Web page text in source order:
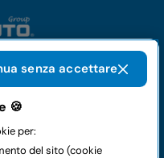
🍪
per:
del sito (cookie
senza accettare